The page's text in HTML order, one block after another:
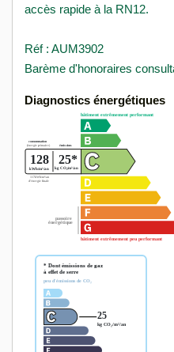
accès rapide à la RN12.
Réf : AUM3902
Barème d'honoraires
Diagnostics énergétiques